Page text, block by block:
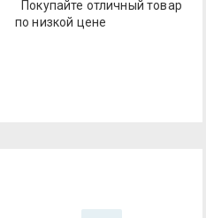
Покупайте отличный товар
по низкой цене